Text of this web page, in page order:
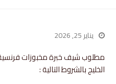
يناير 25, 2026
مطلوب شيف خبرة مخبوزات
الخليج بالشروط التالية :